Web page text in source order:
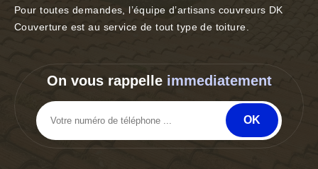
Pour toutes demandes, l’équipe d’artisans couvreurs DK
Couverture est au service de tout type de toiture.
On vous rappelle immediatement